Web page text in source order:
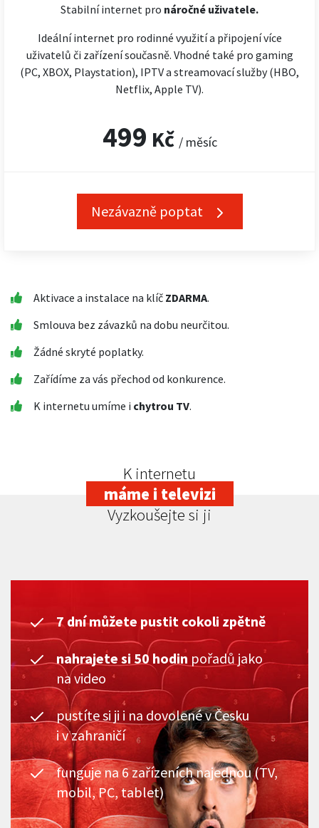
Stabilní internet pro náročné uživatele.
Ideální internet pro rodinné využití a připojení více
uživatelů či zařízení současně. Vhodné také pro gaming
(PC, XBOX, Playstation), IPTV a streamovací služby (HBO,
Netflix, Apple TV).
499 Kč / měsíc
Nezávazně poptat
Aktivace a instalace na klíč ZDARMA.
Smlouva bez závazků na dobu neurčitou.
Žádné skryté poplatky.
Zařídíme za vás přechod od konkurence.
K internetu umíme i chytrou TV.
K internetu
máme i televizi
Vyzkoušejte si ji
7 dní můžete pustit cokoli zpětně
nahrajete si 50 hodin pořadů jako
na video
pustíte si ji i na dovolené v Česku
i v zahraničí
funguje na 6 zařízeních najednou (TV,
mobil, PC, tablet)